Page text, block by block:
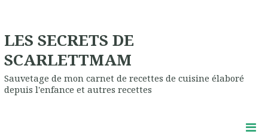
LES SECRETS DE
SCARLETTMAM
Sauvetage de mon carnet de recettes de cuisine élaboré
depuis l'enfance et autres recettes